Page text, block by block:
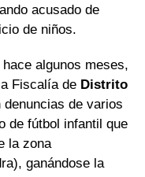
acusado de
de niños.
algunos meses,
Fiscalía de Distrito
de varios
de fútbol infantil que
la zona
ganándose la